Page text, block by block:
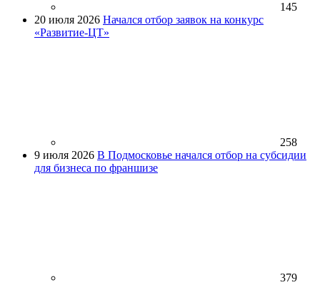
145
20 июля 2026 Начался отбор заявок на конкурс
«Развитие-ЦТ»
258
9 июля 2026 В Подмосковье начался отбор на субсидии
для бизнеса по франшизе
379